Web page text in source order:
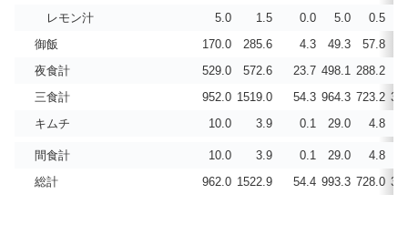
レモン汁
5.0 1.5 0.0 5.0 0.5
御飯
170.0 285.6 4.3 49.3 57.8
夜食計
529.0 572.6 23.7 498.1 288.2
三食計
952.0 1519.0 54.3 964.3 723.2
キムチ
10.0 3.9 0.1 29.0 4.8
間食計 10.0 3.9 0.1 29.0 4.8
総計
962.0 1522.9 54.4 993.3 728.0